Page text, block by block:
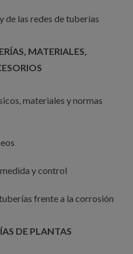
de las redes de tuberías
MATERIALES,
materiales y normas
y control
frente a la corrosión
DE PLANTAS